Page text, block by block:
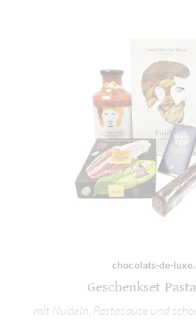
chocolats-de-
Geschenkset
mit Nudeln, Pastasause und